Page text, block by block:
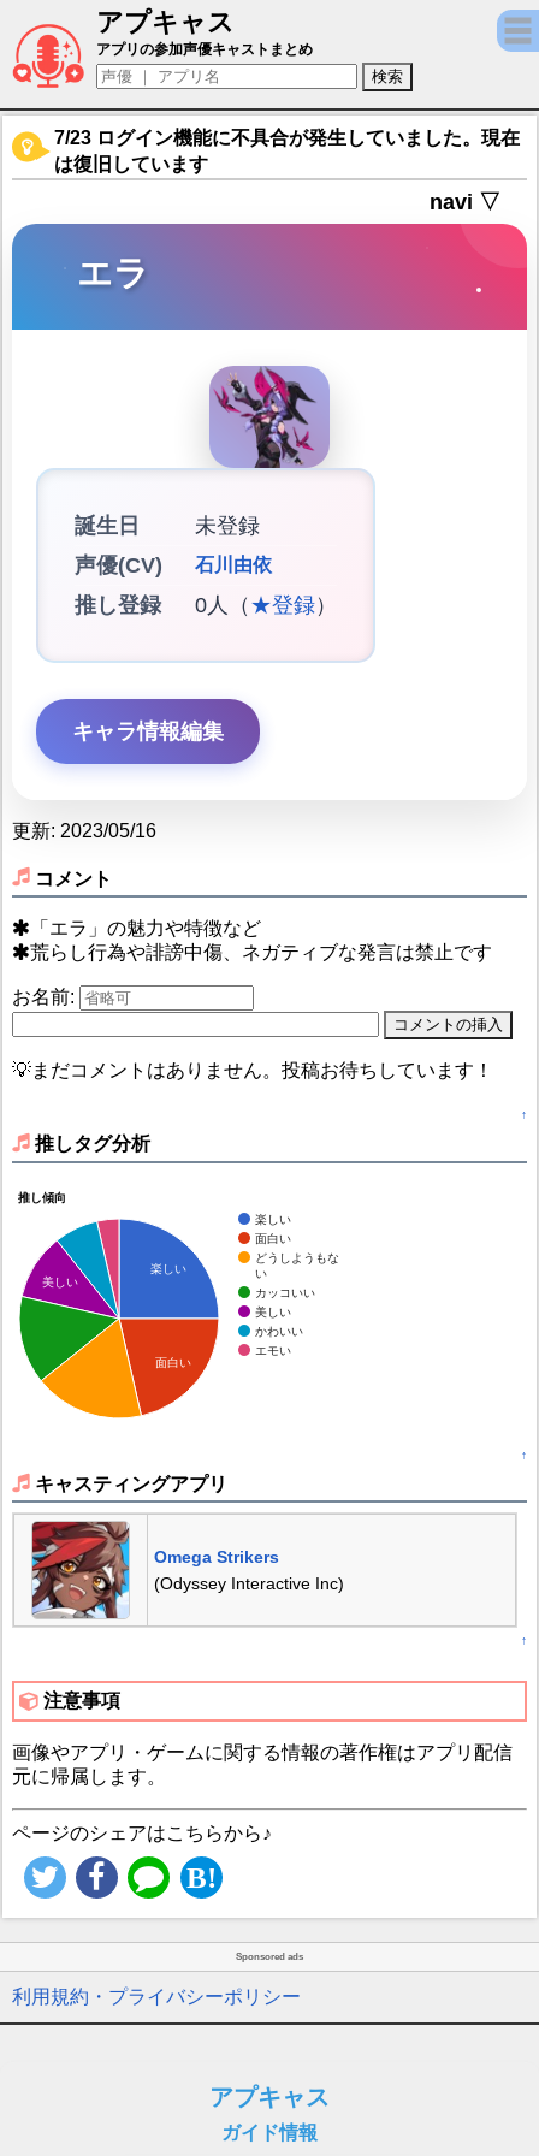
アプキャス
エラ（声優：石川由依)【Omega Strikers】
アプリの参加声優キャストまとめ
7/23 ログイン機能に不具合が発生していました。現在
は復旧しています
navi ▽
エラ
誕生日
未登録
声優(CV)
石川由依
推し登録 0人（ ★登録）
キャラ情報編集
更新: 2023/05/16
コメント
「エラ」の魅力や特徴など
荒らし行為や誹謗中傷、ネガティブな発言は禁止です
お名前:
💡まだコメントはありません。投稿お待ちしています！
↑
推しタグ分析
推し傾向
楽しい
面白い
どうしようもな
い
カッコいい
美しい
かわいい
エモい
楽しい
面白い
美しい
↑
キャスティングアプリ
Omega Strikers
(Odyssey Interactive Inc)
↑
注意事項
画像やアプリ・ゲームに関する情報の著作権はアプリ配信
元に帰属します。
ページのシェアはこちらから♪
Sponsored ads
利用規約・プライバシーポリシー
アプキャス
ガイド情報